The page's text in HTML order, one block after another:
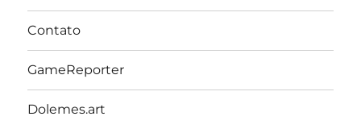
Contato
GameReporter
Dolemes.art